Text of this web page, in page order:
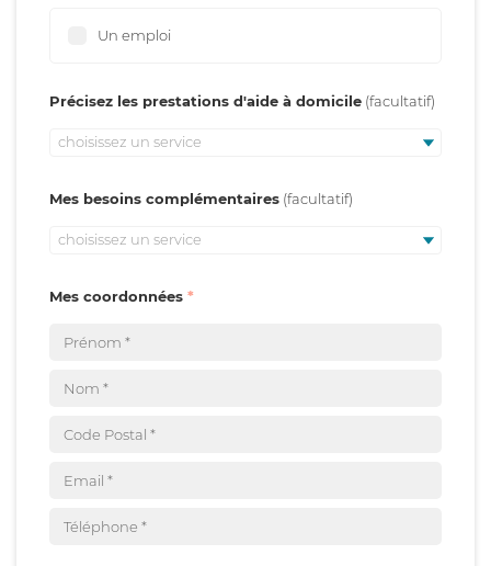
Un emploi
Précisez les prestations d'aide à domicile
choisissez un service
Mes besoins complémentaires
choisissez un service
Mes coordonnées